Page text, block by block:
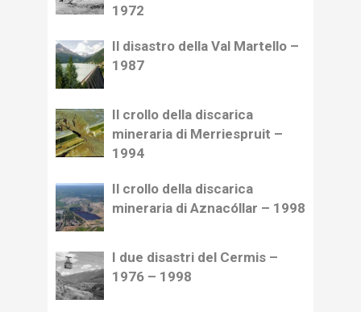
1972
Il disastro della Val Martello –
1987
Il crollo della discarica
mineraria di Merriespruit –
1994
Il crollo della discarica
mineraria di Aznacóllar – 1998
I due disastri del Cermis –
1976 – 1998